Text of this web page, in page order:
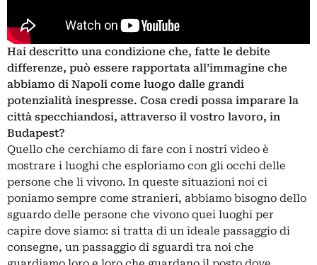
Hai descritto una condizione che, fatte le debite
differenze, può essere rapportata all’immagine che
abbiamo di Napoli come luogo dalle grandi
potenzialità inespresse. Cosa credi possa imparare la
città specchiandosi, attraverso il vostro lavoro, in
Budapest?
Quello che cerchiamo di fare con i nostri video è
mostrare i luoghi che esploriamo con gli occhi delle
persone che li vivono. In queste situazioni noi ci
poniamo sempre come stranieri, abbiamo bisogno dello
sguardo delle persone che vivono quei luoghi per
capire dove siamo: si tratta di un ideale passaggio di
consegne, un passaggio di sguardi tra noi che